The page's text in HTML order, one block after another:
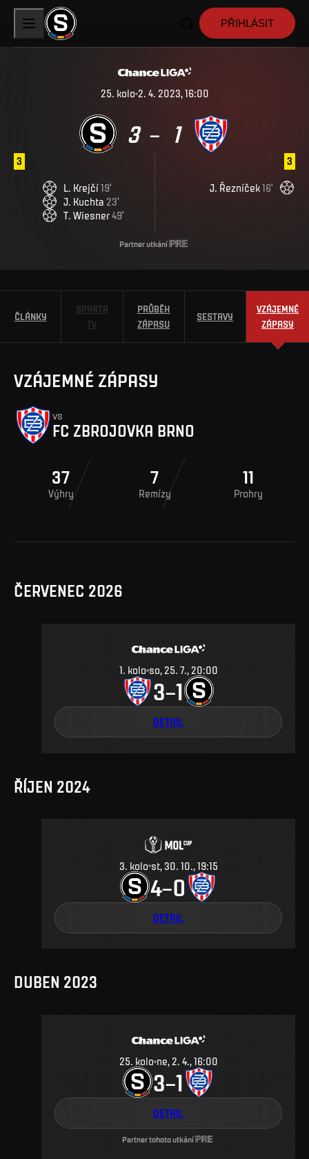
PŘIHLÁSIT
25. kolo 2. 4. 2023, 16:00
3 – 1
3
L Krejčí19'
J Kuchta 23'
T Wiesner49'
3
J Řezníček16'
Partner utkání
ČLÁNKY
SPARTA
TV
PRŮBĚH
ZÁPASU
SESTAVY
VZÁJEMNÉ
ZÁPASY
VZÁJEMNÉ ZÁPASY
vs
FC ZBROJOVKA BRNO
37
Výhry
7
Remízy
11
Prohry
ČERVENEC 2026
1. kolo so, 25. 7., 20:00
3–1
DETAIL
ŘÍJEN 2024
3. kolo st, 30. 10., 19:15
4–0
DETAIL
DUBEN 2023
25. kolo ne, 2. 4., 16:00
3–1
DETAIL
Partner tohoto utkání